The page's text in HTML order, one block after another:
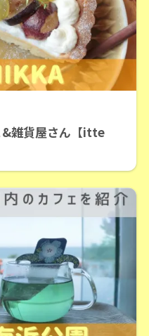
&雑貨屋さん【itte